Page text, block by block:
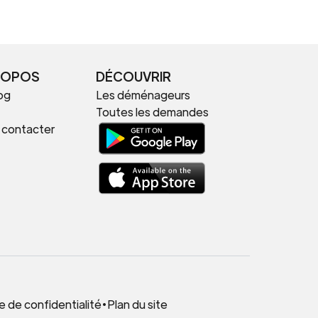
contacter
DÉCOUVRIR
Les déménageurs
Toutes les demandes
de confidentialité•Plan du site